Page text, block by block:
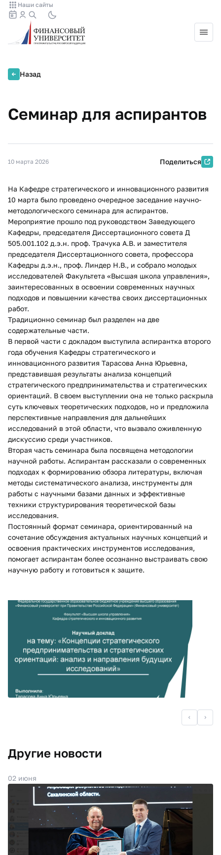
Наши сайты
Назад
Семинар для аспирантов
10 марта 2026 Поделиться
На Кафедре стратегического и инновационного развития
10 марта было проведено очередное заседание научно-
методологического семинара для аспирантов.
Мероприятие прошло под руководством Заведующего
Кафедры, председателя Диссертационного совета Д
505.001.102 д.э.н. проф. Трачука А.В. и заместителя
председателя Диссертационного совета, профессора
Кафедры д.э.н., проф. Линдер Н.В., и собрало молодых
исследователей Факультета «Высшая школа управления»,
заинтересованных в освоении современных научных
подходов и повышении качества своих диссертационных
работ.
Традиционно семинар был разделен на две
содержательные части.
В первой части с докладом выступила аспирантка второго
года обучения Кафедры стратегического и
инновационного развития Тарасова Анна Юрьевна,
представившая результаты анализа концепций
стратегического предпринимательства и стратегических
ориентаций. В своем выступлении она не только раскрыла
суть ключевых теоретических подходов, но и предложила
перспективные направления для дальнейших
исследований в этой области, что вызвало оживленную
дискуссию среди участников.
Вторая часть семинара была посвящена методологии
научной работы. Аспирантам рассказали о современных
подходах к формированию обзора литературы, включая
методы систематического анализа, инструменты для
работы с научными базами данных и эффективные
техники структурирования теоретической базы
исследования.
Постоянный формат семинара, ориентированный на
сочетание обсуждения актуальных научных концепций и
освоения практических инструментов исследования,
помогает аспирантам более осознанно выстраивать свою
научную работу и готовиться к защите.
Другие новости
02 июня